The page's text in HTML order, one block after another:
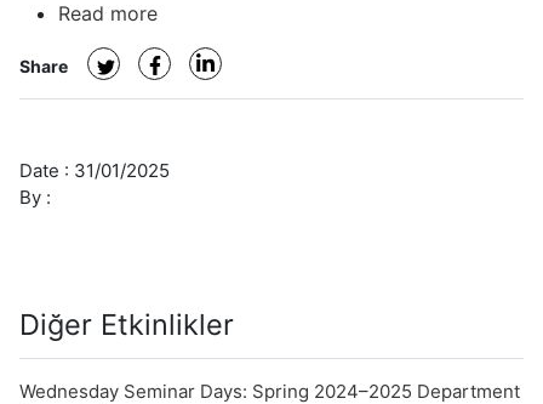
Read more
Wednesday
Seminar
Days:
Presentations
Semester
Share
Date : 31/01/2025
By :
Diğer Etkinlikler
Wednesday Seminar Days: Spring 2024–2025 Department